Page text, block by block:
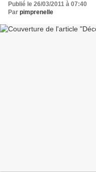
Publié le 26/03/2011 à 07:40
Par pimprenelle